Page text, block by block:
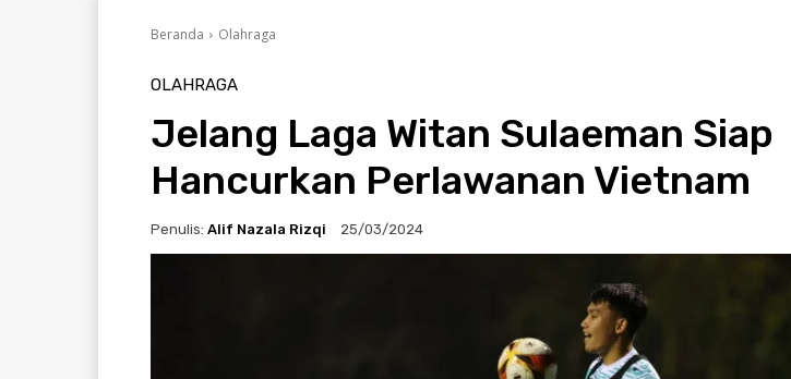
Beranda Olahraga
OLAHRAGA
Jelang Laga Witan Sulaeman Siap
Hancurkan Perlawanan Vietnam
Penulis: Alif Nazala Rizqi 25/03/2024